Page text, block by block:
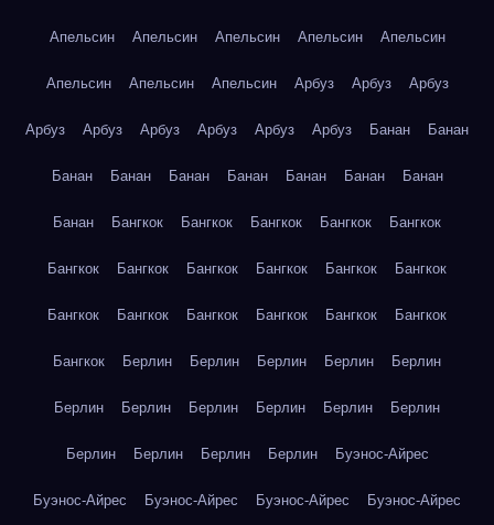
Апельсин Апельсин Апельсин Апельсин Апельсин
Апельсин Апельсин Апельсин Арбуз Арбуз Арбуз
Арбуз Арбуз Арбуз Арбуз Арбуз Арбуз Банан Банан
Банан Банан Банан Банан Банан Банан Банан
Банан Бангкок Бангкок Бангкок Бангкок Бангкок
Бангкок Бангкок Бангкок Бангкок Бангкок Бангкок
Бангкок Бангкок Бангкок Бангкок Бангкок Бангкок
Бангкок Берлин Берлин Берлин Берлин Берлин
Берлин Берлин Берлин Берлин Берлин Берлин
Берлин Берлин Берлин Берлин Буэнос-Айрес
Буэнос-Айрес Буэнос-Айрес Буэнос-Айрес Буэнос-Айрес